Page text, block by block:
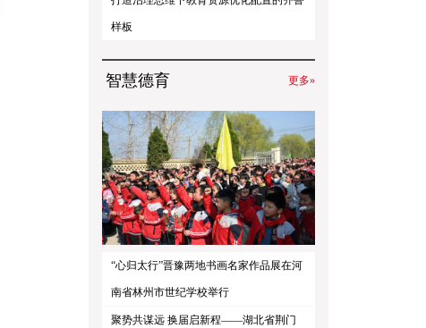
样板
智慧德育 更多»
“心归太行”晋豫两地书画名家作品展在河
南省林州市世纪学校举行
聚势共谋远 换届启新程——湖北省荆门